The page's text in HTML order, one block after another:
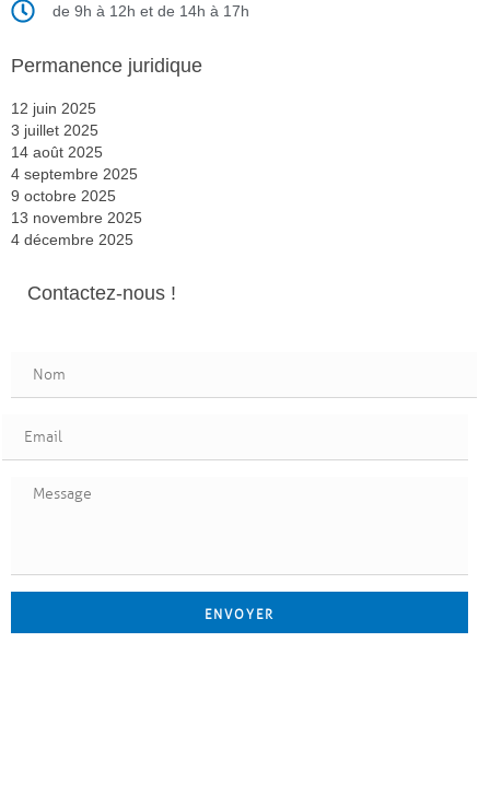
de 9h à 12h et de 14h à 17h
Permanence juridique
12 juin 2025
3 juillet 2025
14 août 2025
4 septembre 2025
9 octobre 2025
13 novembre 2025
4 décembre 2025
Contactez-nous !